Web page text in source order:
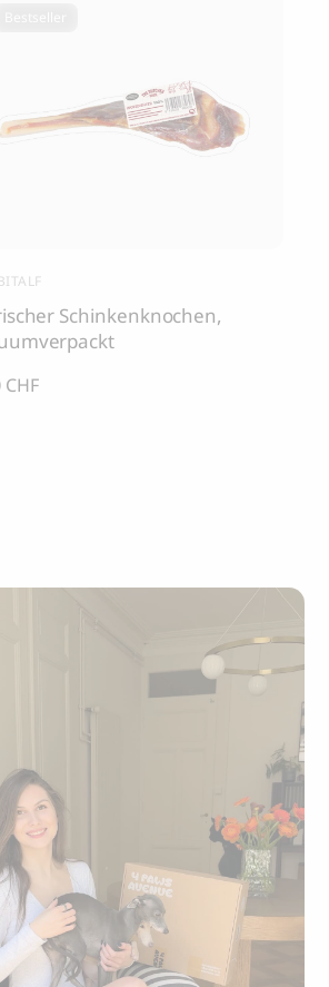
Schinkenknochen,
CHF